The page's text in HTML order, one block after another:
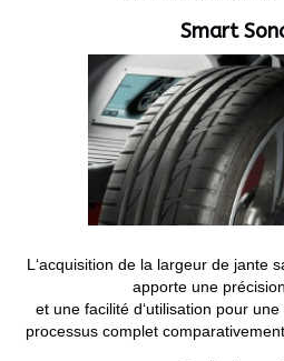
Smart
L‘acquisition de la largeur de jante
apporte une
et une facilité d‘utilisation pour
processus complet